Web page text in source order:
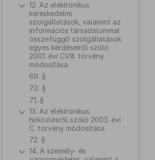
12. Az elektronikus
kereskedelmi
szolgáltatások, valamint az
információs társadalommal
összefüggő szolgáltatások
egyes kérdéseiről szóló
2001. évi CVIII. törvény
módosítása
69. §
70. §
71. §
13. Az elektronikus
hírközlésről szóló 2003. évi
C. törvény módosítása
72. §
14. A személy- és